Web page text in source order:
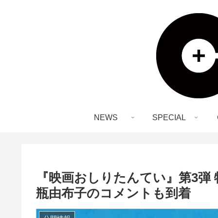
NEWS SPECIAL
『映画おしりたんてい』第3
瓶由布子のコメントも到着